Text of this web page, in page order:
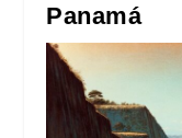
Panamá